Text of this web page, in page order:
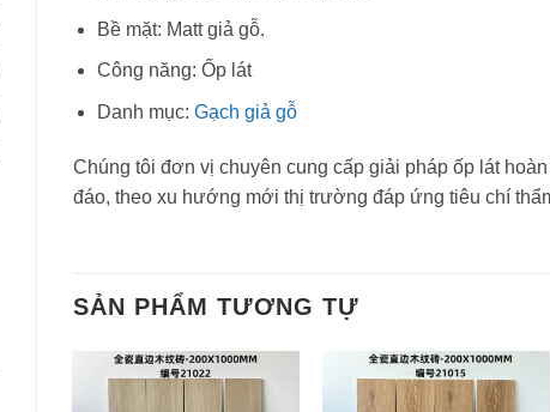
Bề mặt: Matt giả gỗ.
Công năng: Ốp lát
Danh mục:Gạch giả gỗ
Chúng tôi đơn vị chuyên cung cấp giải pháp ốp lát
đáo, theo xu hướng mới thị trường đáp ứng tiêu chí
SẢN PHẨM TƯƠNG TỰ